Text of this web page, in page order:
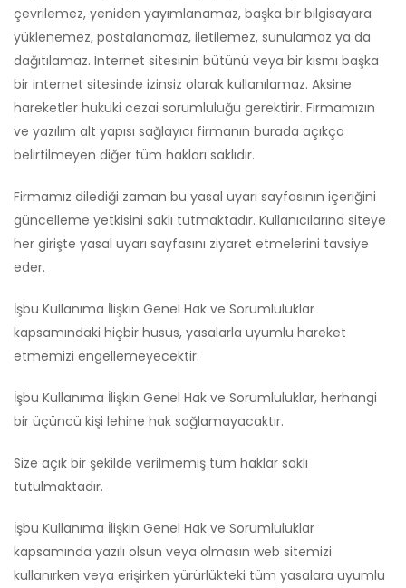
çevrilemez, yeniden yayımlanamaz, başka bir bilgisayara
yüklenemez, postalanamaz, iletilemez, sunulamaz ya da
dağıtılamaz. Internet sitesinin bütünü veya bir kısmı başka
bir internet sitesinde izinsiz olarak kullanılamaz. Aksine
hareketler hukuki cezai sorumluluğu gerektirir. Firmamızın
ve yazılım alt yapısı sağlayıcı firmanın burada açıkça
belirtilmeyen diğer tüm hakları saklıdır.
Firmamız dilediği zaman bu yasal uyarı sayfasının içeriğini
güncelleme yetkisini saklı tutmaktadır. Kullanıcılarına siteye
her girişte yasal uyarı sayfasını ziyaret etmelerini tavsiye
eder.
İşbu Kullanıma İlişkin Genel Hak ve Sorumluluklar
kapsamındaki hiçbir husus, yasalarla uyumlu hareket
etmemizi engellemeyecektir.
İşbu Kullanıma İlişkin Genel Hak ve Sorumluluklar, herhangi
bir üçüncü kişi lehine hak sağlamayacaktır.
Size açık bir şekilde verilmemiş tüm haklar saklı
tutulmaktadır.
İşbu Kullanıma İlişkin Genel Hak ve Sorumluluklar
kapsamında yazılı olsun veya olmasın web sitemizi
kullanırken veya erişirken yürürlükteki tüm yasalara uyumlu